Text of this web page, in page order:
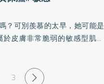
克，不管你在一天中的什麼
，因咖啡因的半衰期約為八至
香菸裡面含有尼古丁，尼古丁
響睡眠的結構。另一方面，如
晚上有過多的氣管分泌物儲
適合的治療，選擇合法的產
既健康又潔白的牙齒，不致花
議，結束戶外活動後可先用
充水分外，低溫也可減緩發炎
皮膚的保養品，可選擇含有甘
養品；千萬不要隨便塗抹家中
卻無法改善發炎。若是感覺到
？可別羨慕的太早，她可能是
皮膚非常脆弱的敏感型肌膚
紅、發癢或脫屑等現象。一般
3